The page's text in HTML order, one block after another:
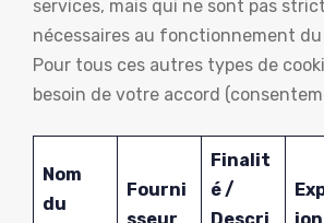
services, mais qui ne sont pas
nécessaires au fonctionnement
Pour tous ces autres types de
besoin de votre accord
Nom
du
Fourni
Finalit
é /